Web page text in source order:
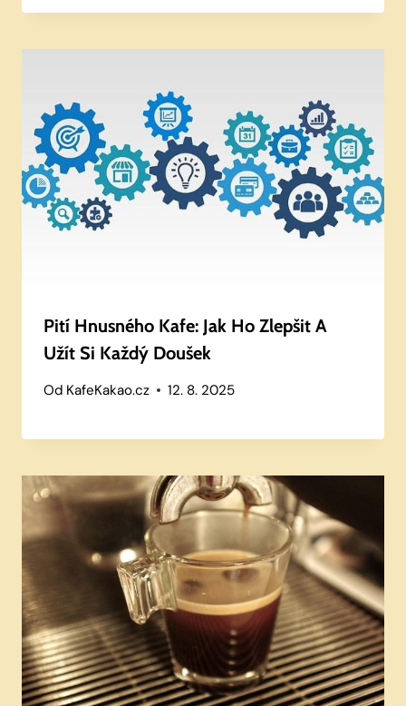
Pití Hnusného Kafe: Jak Ho Zlepšit A
Užít Si Každý Doušek
Od KafeKakao.cz 12. 8. 2025